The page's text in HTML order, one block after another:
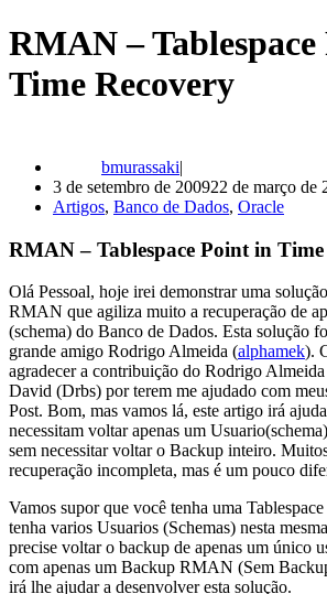
RMAN –
Time Recovery
bmurassaki
3 de setembro de 200922 de março de
Artigos, Banco de Dados, Oracle
RMAN – Tablespace Point in
Olá Pessoal, hoje irei demonstrar uma
RMAN que agiliza muito a recuperação de
(schema) do Banco de Dados. Esta solução
grande amigo Rodrigo Almeida (alphamek).
agradecer a contribuição do Rodrigo
David (Drbs) por terem me ajudado com
Post. Bom, mas vamos lá, este artigo irá
necessitam voltar apenas um
sem necessitar voltar o Backup inteiro.
recuperação incompleta, mas é um pouco
Vamos supor que você tenha uma
tenha varios Usuarios (Schemas) nesta
precise voltar o backup de apenas um único
com apenas um Backup RMAN (Sem
irá lhe ajudar a desenvolver esta solução.